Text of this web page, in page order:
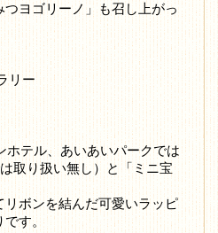
ヨゴリーノ」も召し上がっ
リー
テル、あいあいパークでは
取り扱い無し）と「ミニ宝
ボンを結んだ可愛いラッピ
です。